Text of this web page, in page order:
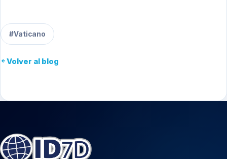
#Vaticano
Volver al blog